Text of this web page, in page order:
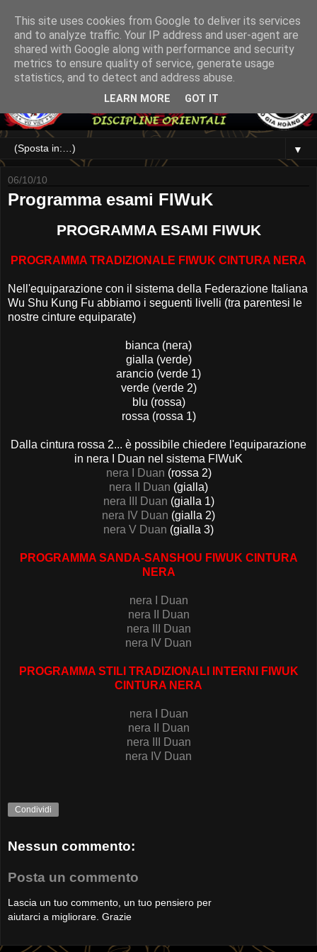
▼
06/10/10
Programma esami FIWuK
PROGRAMMA ESAMI FIWUK
PROGRAMMA TRADIZIONALE FIWUK CINTURA NERA
Nell'equiparazione con il sistema della Federazione Italiana
Wu Shu Kung Fu abbiamo i seguenti livelli (tra parentesi le
nostre cinture equiparate)
bianca (nera)
gialla (verde)
arancio (verde 1)
verde (verde 2)
blu (rossa)
rossa (rossa 1)
Dalla cintura rossa 2... è possibile chiedere l'equiparazione
in nera I Duan nel sistema FIWuK
nera I Duan (rossa 2)
nera II Duan (gialla)
nera III Duan (gialla 1)
nera IV Duan (gialla 2)
nera V Duan (gialla 3)
PROGRAMMA SANDA-SANSHOU FIWUK CINTURA
NERA
nera I Duan
nera II Duan
nera III Duan
nera IV Duan
PROGRAMMA STILI TRADIZIONALI INTERNI FIWUK
CINTURA NERA
nera I Duan
nera II Duan
nera III Duan
nera IV Duan
Condividi
Nessun commento:
Posta un commento
Lascia un tuo commento, un tuo pensiero per
aiutarci a migliorare. Grazie
This site uses cookies from Google to deliver its services
and to analyze traffic. Your IP address and user-agent are
shared with Google along with performance and security
metrics to ensure quality of service, generate usage
statistics, and to detect and address abuse.
LEARN MORE GOT IT